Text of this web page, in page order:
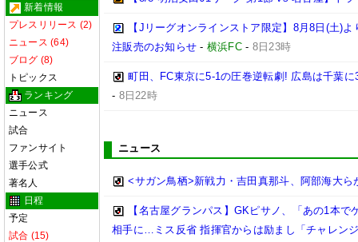
新着情報
プレスリリース (2)
ニュース (64)
ブログ (8)
トピックス
ランキング
ニュース
試合
ファンサイト
選手公式
著名人
日程
予定
試合 (15)
【Jリーグオンラインストア限定】8月8日(土)
注販売のお知らせ - 横浜FC - 8日23時
町田、FC東京に5-1の圧巻逆転劇! 広島は千葉
- 8日22時
ニュース
<サガン鳥栖>新戦力・吉田真那斗、阿部海大ら
【名古屋グランパス】GKピサノ、「あの1本
相手に…ミス反省 指揮官からは励まし「チャレン